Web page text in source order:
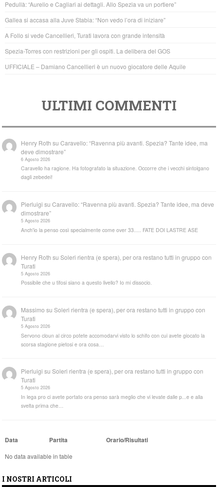
o
o
k
p
p
Pedullà: “Aurelio e Cagliari ai dettagli. Allo Spezia va un portiere”
Gallea si accasa alla Juve Stabia: “Non vedo l’ora di iniziare”
A Follo si vede Cancellieri, Turati lavora con grande intensità
Spezia-Torres con restrizioni per gli ospiti. La delibera del GOS
UFFICIALE – Damiano Cancellieri è un nuovo giocatore delle Aquile
ULTIMI COMMENTI
Henry Roth suCaravello: “Ravenna più avanti. Spezia? Tante idee, ma
deve dimostrare”
6 Agosto 2026
Caravello ha ragione. Ha fotografato la situazione. Occorre che i vecchi sintolgano
dagli zebedei!
Pierluigi suCaravello: “Ravenna più avanti. Spezia? Tante idee, ma deve
dimostrare”
5 Agosto 2026
Anch'io la penso così specialmente come over 33..... FATE DOI LASTRE ASE
Henry Roth suSoleri rientra (e spera), per ora restano tutti in gruppo con
Turati
5 Agosto 2026
Possibile che u tifosi siano a questo livello? Io mi dissocio.
Massimo suSoleri rientra (e spera), per ora restano tutti in gruppo con
Turati
5 Agosto 2026
Servono cloun al circo potete accomodarvi visto lo schifo con cui avete giocato la
scorsa stagione pietosi e ora cosa…
Pierluigi suSoleri rientra (e spera), per ora restano tutti in gruppo con
Turati
5 Agosto 2026
In lega pro ci avete portato ora penso sarà meglio che vi levate dalle p...e e alla
svelta prima che…
Data Partita Orario/Risultati
No data available in table
I NOSTRI ARTICOLI